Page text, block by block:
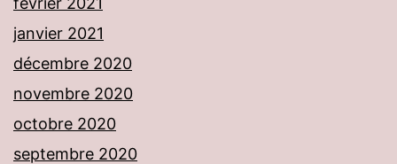
janvier 2021
décembre 2020
novembre 2020
octobre 2020
septembre 2020